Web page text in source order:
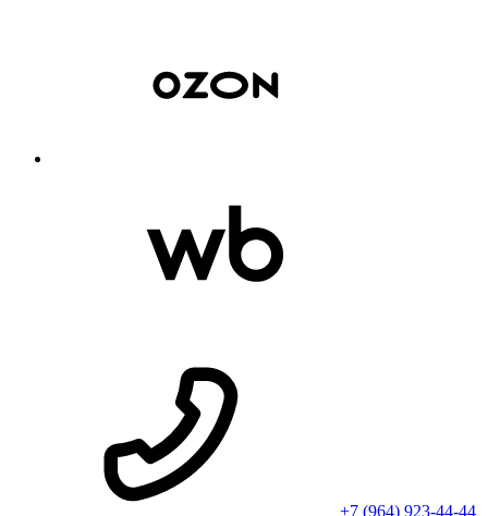
+7 (964) 923-44-44